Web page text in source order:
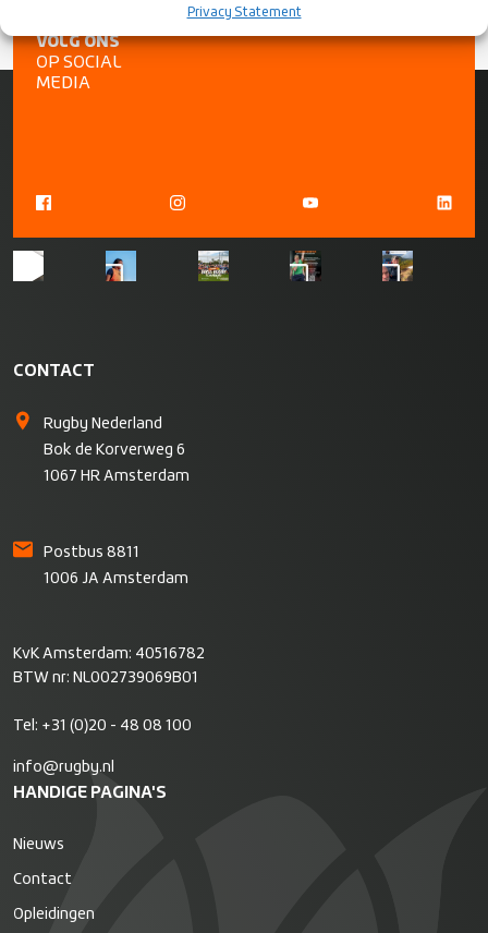
Privacy Statement
VOLG ONS
OP SOCIAL
MEDIA
CONTACT
Rugby Nederland
Bok de Korverweg 6
1067 HR Amsterdam
Postbus 8811
1006 JA Amsterdam
KvK Amsterdam: 40516782
BTW nr: NL002739069B01
Tel: +31 (0)20 - 48 08 100
info@rugby.nl
HANDIGE PAGINA'S
Nieuws
Contact
Opleidingen